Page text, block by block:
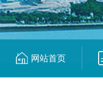
网站首页